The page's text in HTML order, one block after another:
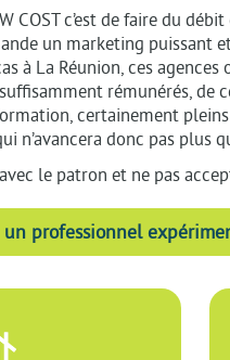
COST c’est de faire du
un marketing puissant
à La Réunion, ces
rémunérés, de
certainement
n’avancera donc pas plus
le patron et ne pas
professionnel